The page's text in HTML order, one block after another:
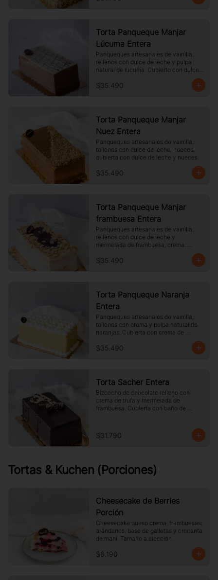
Torta Panqueque Manjar
Lúcuma Entera
Panqueques artesanales de vainilla,
rellenos con dulce de leche y pulpa
natural de lucuma. Cubierto con dulce
$35.490
Torta Panqueque Manjar
Nuez Entera
Panqueques artesanales de vainilla,
rellenos con dulce de leche, nueces,
cubierta con dulce de leche y nueces
$35.490
Torta Panqueque Manjar
frambuesa Entera
Panqueques artesanales de vainilla,
rellenos con dulce de leche y
mermelada de frambuesa, crema.
almendras laminadas tostadas.
$35.490
Torta Panqueque Naranja
Entera
Panqueques artesanales de vainilla,
rellenos con crema y pulpa natural de
naranjas. Cubierta con crema de
$35.490
Torta Sacher Entera
Bizcocho de chocolate relleno con
crema de trufa y mermelada de
frambuesa. Cubierta con baño de
$31.790
Tortas & Kuchen (Porciones)
Cheesecake de Berries
Porción
Cheesecake queso crema, frambuesas,
arándanos, base de galletas y crocante
de maní. Tamaño a elección.
$6.190